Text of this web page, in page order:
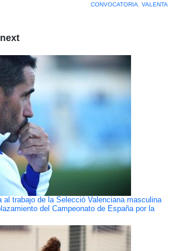
CONVOCATORIA
VALENTA
al trabajo de la Selecció Valenciana masculina
del Campeonato de España por la